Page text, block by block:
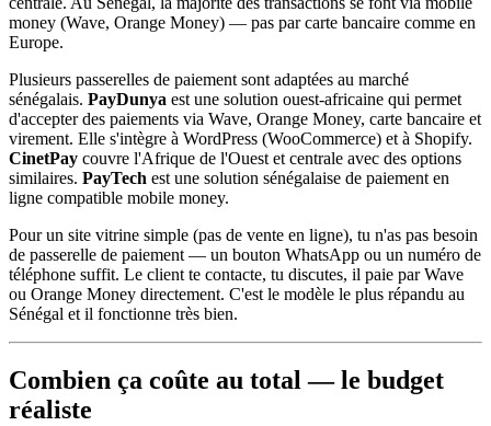
money (Wave, Orange Money) — pas par carte bancaire comme en
Europe.
Plusieurs passerelles de paiement sont adaptées au marché
sénégalais. PayDunya est une solution ouest-africaine qui permet
d'accepter des paiements via Wave, Orange Money, carte bancaire et
virement. Elle s'intègre à WordPress (WooCommerce) et à Shopify.
CinetPay couvre l'Afrique de l'Ouest et centrale avec des options
similaires. PayTech est une solution sénégalaise de paiement en
ligne compatible mobile money.
Pour un site vitrine simple (pas de vente en ligne), tu n'as pas besoin
de passerelle de paiement — un bouton WhatsApp ou un numéro de
téléphone suffit. Le client te contacte, tu discutes, il paie par Wave
ou Orange Money directement. C'est le modèle le plus répandu au
Sénégal et il fonctionne très bien.
Combien ça coûte au total — le budget
réaliste